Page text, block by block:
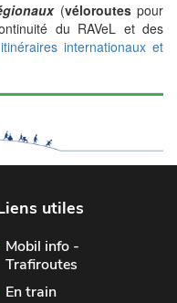
(véloroutespour
du RAVeL et des
internationaux et
utiles
Mobil info -
Trafiroutes
En train